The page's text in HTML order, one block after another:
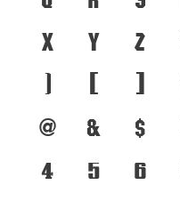
x
y z
)
[ ]
@
& $
4
5 6